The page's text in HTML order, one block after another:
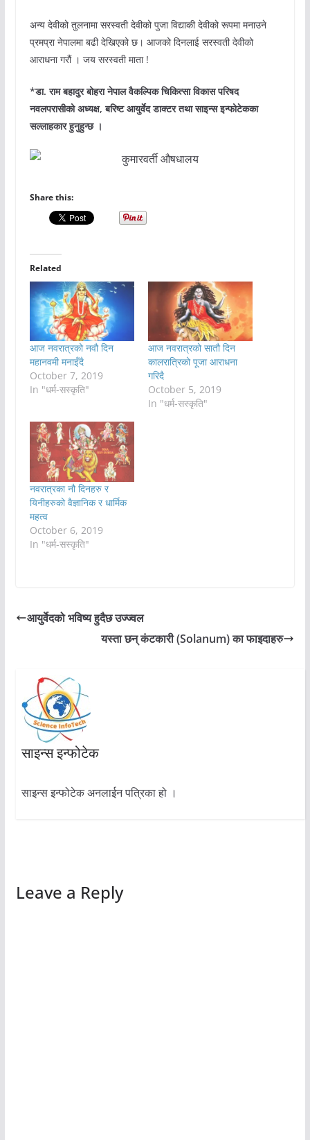
अन्य देवीको तुलनामा सरस्वती देवीको पुजा विद्याकी देवीको रूपमा मनाउने
प्रमप्रा नेपालमा बढी देखिएको छ। आजको दिनलाई सरस्वती देवीको
आराधना गरौं । जय सरस्वती माता !
*डा. राम बहादुर बोहरा नेपाल वैकल्पिक चिकित्सा विकास परिषद
नवलपरासीको अध्यक्ष, बरिष्ट आयुर्वेद डाक्टर तथा साइन्स इन्फोटेकका
सल्लाहकार हुनुहुन्छ ।
Share this:
Related
आज नवरात्रको नवौ दिन
महानवमी मनाइँदै
October 7, 2019
In "धर्म-सस्कृति"
आज नवरात्रको सातौ दिन
कालरात्रिको पूजा आराधना
गरिदै
October 5, 2019
In "धर्म-सस्कृति"
नवरात्रका नौ दिनहरु र
यिनीहरुको वैज्ञानिक र धार्मिक
महत्व
October 6, 2019
In "धर्म-सस्कृति"
आयुर्वेदको भविष्य हुदैछ उज्ज्वल
यस्ता छन् कंटकारी (Solanum) का फाइदाहरु
साइन्स इन्फोटेक
साइन्स इन्फोटेक अनलाईन पत्रिका हो ।
Leave a Reply